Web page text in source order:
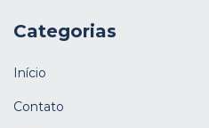
Categorias
Início
Contato